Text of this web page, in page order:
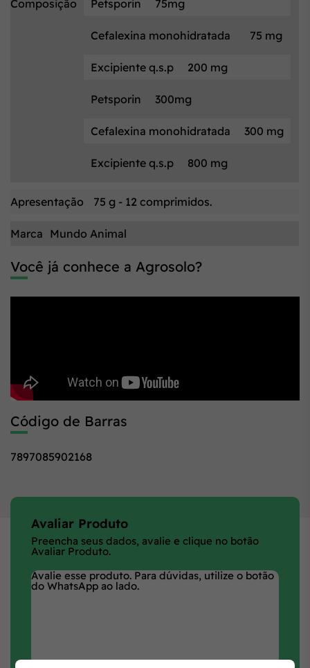
Composição Petsporin 75mg
Cefalexina monohidratada 75 mg
Excipiente q.s.p 200 mg
Petsporin 300mg
Cefalexina monohidratada 300 mg
Excipiente q.s.p 800 mg
Apresentação 75 g - 12 comprimidos.
Marca Mundo Animal
Você já conhece a Agrosolo?
Código de Barras
7897085902168
Avaliar Produto
Preencha seus dados, avalie e clique no botão
Avaliar Produto.